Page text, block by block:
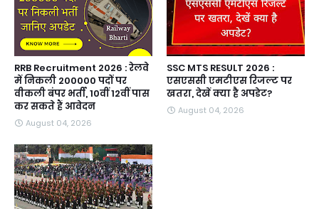
RRB Recruitment 2026 : रेलवे
में निकली 200000 पदों पर
वीकली बंपर भर्ती, 10वीं 12वीं पास
कर सकते हैं आवेदन
August 04, 2026
SSC MTS RESULT 2026 :
एसएससी एमटीएस रिजल्ट पर
खतरा, देखें क्या है अपडेट?
August 04, 2026